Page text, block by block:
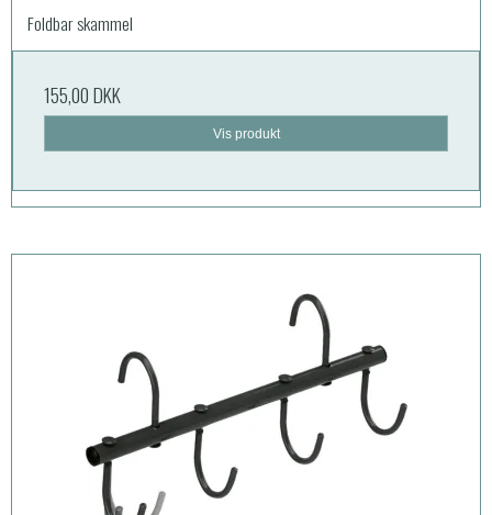
Foldbar skammel
155,00 DKK
Vis produkt